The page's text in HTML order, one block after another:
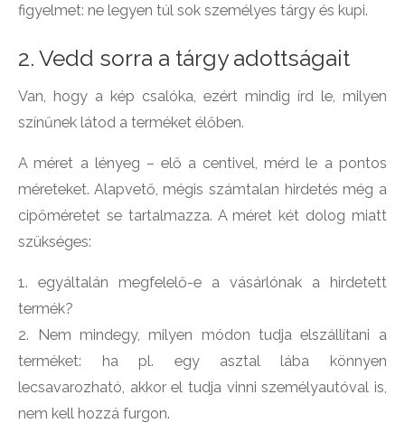
figyelmet: ne legyen túl sok személyes tárgy és kupi.
2. Vedd sorra a tárgy adottságait
Van, hogy a kép csalóka, ezért mindig írd le, milyen
színűnek látod a terméket élőben.
A méret a lényeg – elő a centivel, mérd le a pontos
méreteket. Alapvető, mégis számtalan hirdetés még a
cipőméretet se tartalmazza. A méret két dolog miatt
szükséges:
1. egyáltalán megfelelő-e a vásárlónak a hirdetett
termék?
2. Nem mindegy, milyen módon tudja elszállítani a
terméket: ha pl. egy asztal lába könnyen
lecsavarozható, akkor el tudja vinni személyautóval is,
nem kell hozzá furgon.